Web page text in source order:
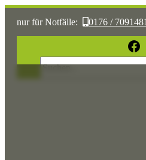
nur für Notfälle: 0176 /
Sonst: tierhilfe.wolfsburg@t-